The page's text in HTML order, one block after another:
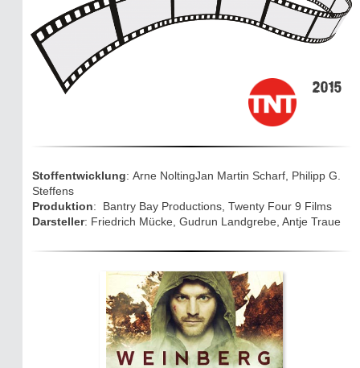
Mythen, Märchen & Legenden (2025)
Eifelkarte:
Eifelkrimi: Keine Gutenachtgeschichte
Die Autoren
TV & Kino
Die Stars:
Wer hat wo gedreht?
2015
Stoffentwicklung: Arne NoltingJan Martin Scharf, Philipp G.
Steffens
Produktion: Bantry Bay Productions, Twenty Four 9 Films
Darsteller: Friedrich Mücke, Gudrun Landgrebe, Antje Traue